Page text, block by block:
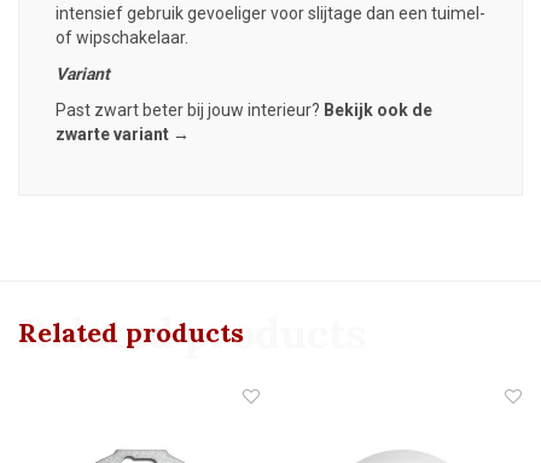
intensief gebruik gevoeliger voor slijtage dan een tuimel-
of wipschakelaar.
Variant
Past zwart beter bij jouw interieur? Bekijk ook de
zwarte variant →
Related products
Related products